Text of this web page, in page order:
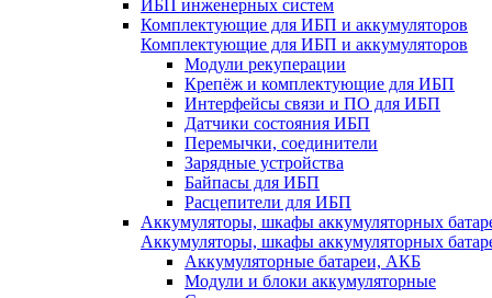
ИБП инженерных систем
Комплектующие для ИБП и аккумуляторов
Комплектующие для ИБП и аккумуляторов
Модули рекуперации
Крепёж и комплектующие для ИБП
Интерфейсы связи и ПО для ИБП
Датчики состояния ИБП
Перемычки, соединители
Зарядные устройства
Байпасы для ИБП
Расцепители для ИБП
Аккумуляторы, шкафы аккумуляторных
Аккумуляторы, шкафы аккумуляторных
Аккумуляторные батареи, АКБ
Модули и блоки аккумуляторные